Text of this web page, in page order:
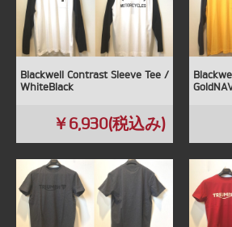
Blackwell Contrast Sleeve Tee /
WhiteBlack
￥6,930(税込み)